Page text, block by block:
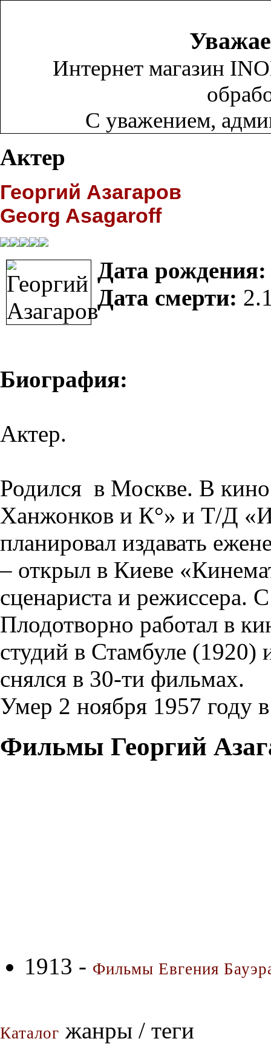
Интернет магазин
С уважением,
Актер
Георгий Азагаров
Georg Asagaroff
Дата рождения:
Дата смерти:
Биография:
Актер.
Родился в Москве. В
Ханжонков и К°» и Т/Д
планировал издавать
– открыл в Киеве
сценариста и режиссера.
Плодотворно работал в
студий в Стамбуле
снялся в 30-ти фильмах.
Умер 2 ноября 1957 году
Фильмы Георгий
1913 - Фильмы Евгения
Каталог жанры / теги